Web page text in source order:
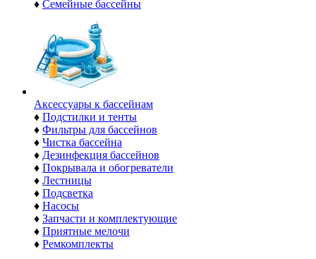
♦ Семейные бассейны
Аксессуары к бассейнам
♦ Подстилки и тенты
♦ Фильтры для бассейнов
♦ Чистка бассейна
♦ Дезинфекция бассейнов
♦ Покрывала и обогреватели
♦ Лестницы
♦ Подсветка
♦ Насосы
♦ Запчасти и комплектующие
♦ Приятные мелочи
♦ Ремкомплекты